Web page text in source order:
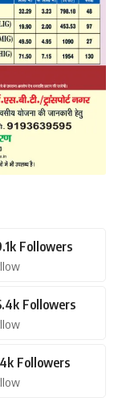
Followers
Followers
Followers